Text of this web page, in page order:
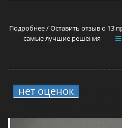
Подробнее / Оставить отзыв о 13
самые лучшие решения
нет оценок